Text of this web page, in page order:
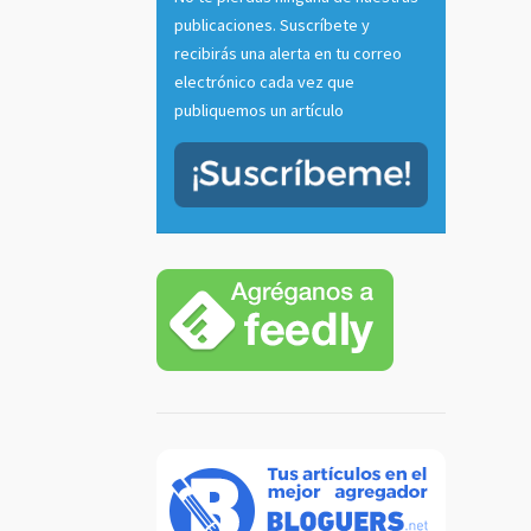
publicaciones. Suscríbete y
recibirás una alerta en tu correo
electrónico cada vez que
publiquemos un artículo